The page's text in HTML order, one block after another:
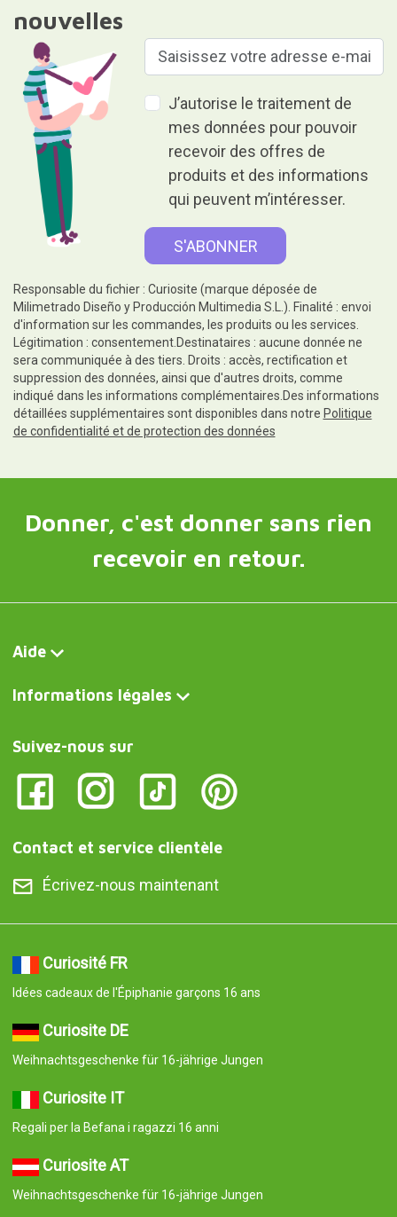
nouvelles
J’autorise le traitement de
mes données pour pouvoir
recevoir des offres de
produits et des informations
qui peuvent m’intéresser.
Responsable du fichier : Curiosite (marque déposée de
Milimetrado Diseño y Producción Multimedia S.L.). Finalité : envoi
d'information sur les commandes, les produits ou les services.
Légitimation : consentement.Destinataires : aucune donnée ne
sera communiquée à des tiers. Droits : accès, rectification et
suppression des données, ainsi que d'autres droits, comme
indiqué dans les informations complémentaires.Des informations
détaillées supplémentaires sont disponibles dans notre Politique
de confidentialité et de protection des données
Donner, c'est donner sans rien
recevoir en retour.
Aide
Informations légales
Suivez-nous sur
Contact et service clientèle
Écrivez-nous maintenant
Curiosité FR
Idées cadeaux de l'Épiphanie garçons 16 ans
Curiosite DE
Weihnachtsgeschenke für 16-jährige Jungen
Curiosite IT
Regali per la Befana i ragazzi 16 anni
Curiosite AT
Weihnachtsgeschenke für 16-jährige Jungen